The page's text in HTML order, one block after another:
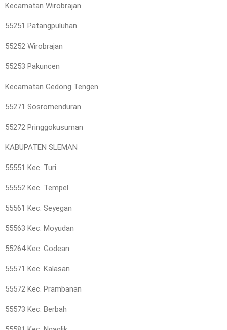
Kecamatan Wirobrajan
55251 Patangpuluhan
55252 Wirobrajan
55253 Pakuncen
Kecamatan Gedong Tengen
55271 Sosromenduran
55272 Pringgokusuman
KABUPATEN SLEMAN
55551 Kec. Turi
55552 Kec. Tempel
55561 Kec. Seyegan
55563 Kec. Moyudan
55264 Kec. Godean
55571 Kec. Kalasan
55572 Kec. Prambanan
55573 Kec. Berbah